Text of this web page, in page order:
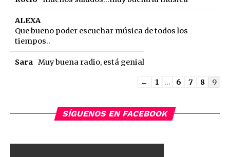
ALEXA
Que bueno poder escuchar música de todos los
tiempos..
Sara Muy buena radio, está genial
Guestbook
← 1 ... 6 7 8 9
SÍGUENOS EN FACEBOOK